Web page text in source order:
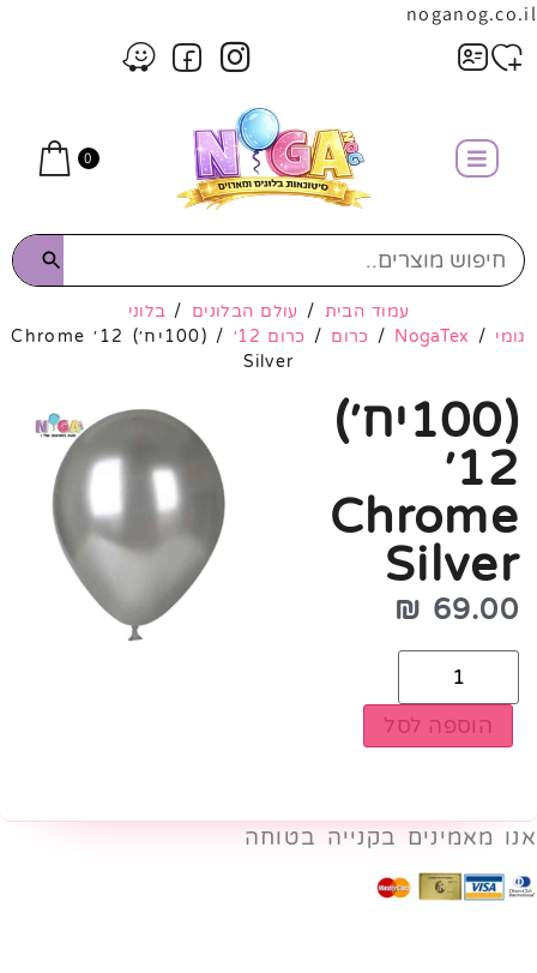
noganog.co.il
0
עמוד הבית / עולם הבלונים / בלוני
גומי /
NogaTex
/ כרום / כרום 12׳
/ (100יח׳) 12׳ Chrome
Silver
(100יח׳)
12׳
Chrome
Silver
69.00
₪
הוספה לסל
אנו מאמינים בקנייה בטוחה